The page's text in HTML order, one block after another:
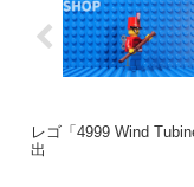
レゴ「4999 Wind
出